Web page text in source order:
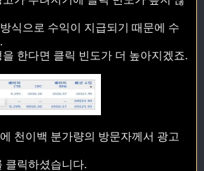
방식으로 수익이 지급되기 때문에 수
한다면 클릭 빈도가 더 높아지겠죠.
천이백 분가량의 방문자께서 광고
클릭하셨습니다.